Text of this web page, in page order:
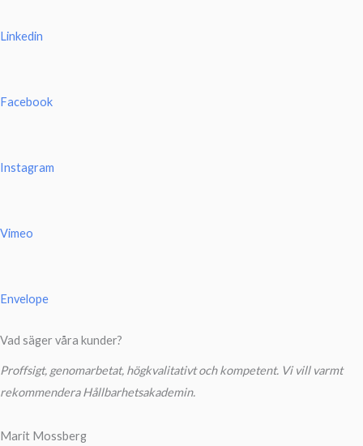
Linkedin
Facebook
Instagram
Vimeo
Envelope
Vad säger våra kunder?
Proffsigt, genomarbetat, högkvalitativt och kompetent. Vi vill varmt
rekommendera Hållbarhetsakademin.
Marit Mossberg